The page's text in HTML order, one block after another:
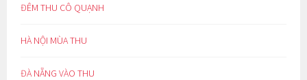
ĐÊM THU CÔ QUẠNH
HÀ NỘI MÙA THU
ĐÀ NẴNG VÀO THU